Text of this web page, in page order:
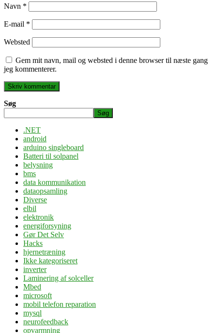
Navn *
E-mail *
Websted
Gem mit navn, mail og websted i denne browser til næste gang
jeg kommenterer.
Søg
Søg
.NET
android
arduino singleboard
Batteri til solpanel
belysning
bms
data kommunikation
dataopsamling
Diverse
elbil
elektronik
energiforsyning
Gør Det Selv
Hacks
hjernetræning
Ikke kategoriseret
inverter
Laminering af solceller
Mbed
microsoft
mobil telefon reparation
mysql
neurofeedback
opvarmning